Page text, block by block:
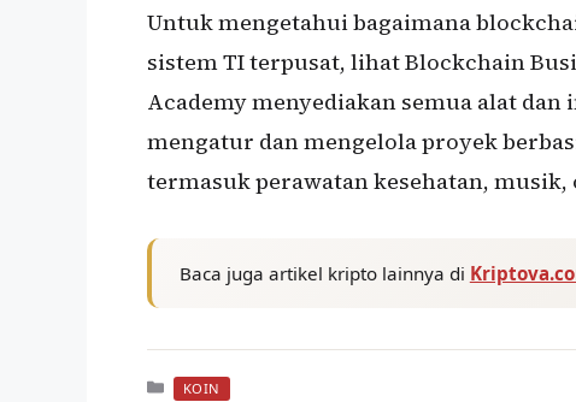
Untuk mengetahui bagaimana
sistem TI terpusat, lihat Blockchain
Academy menyediakan semua alat
mengatur dan mengelola proyek
termasuk perawatan kesehatan,
Baca juga artikel kripto lainnya di
Kategori
KOIN